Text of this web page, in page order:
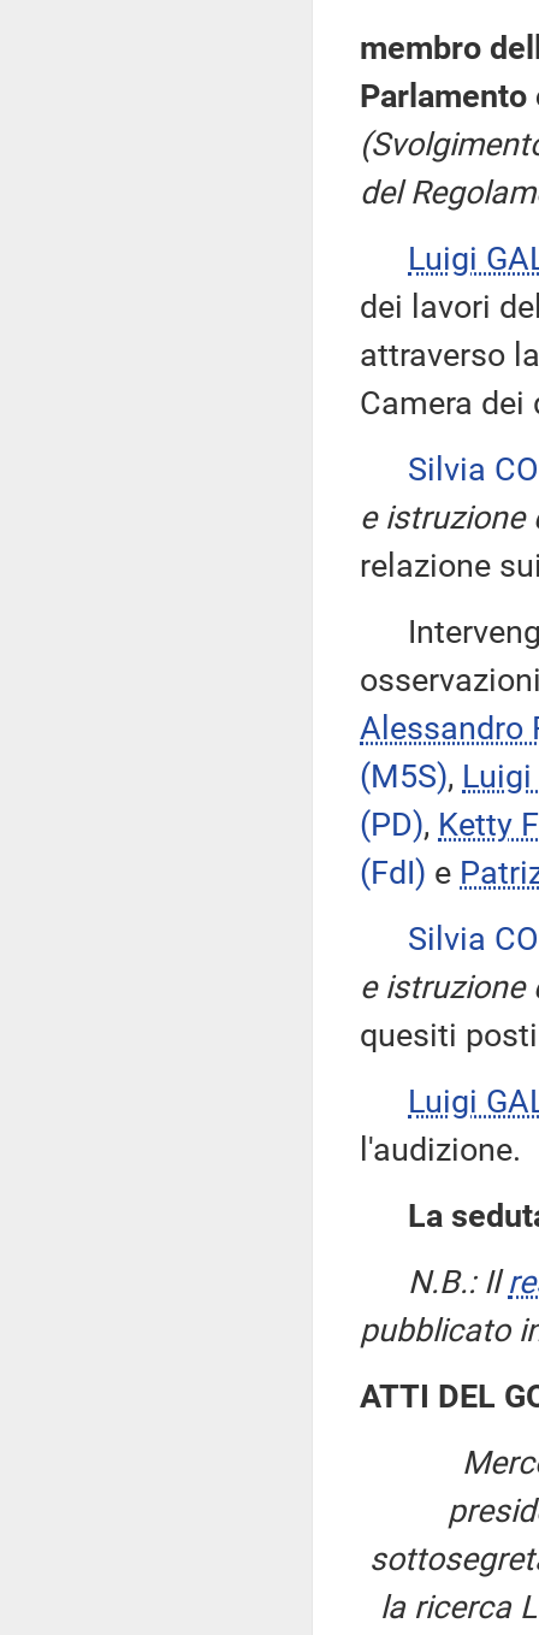
membro
Parlamento
del
Luigi
dei lavori
attraverso
Camera
Silvia
e istruzione
relazione
Alessandro
(M5S), Luigi
(PD), Ketty
(FdI) e
Silvia
e istruzione
quesiti
Luigi
l'audizione.
La
N.B.: Il
pubblicato
ATTI DEL
la ricerca